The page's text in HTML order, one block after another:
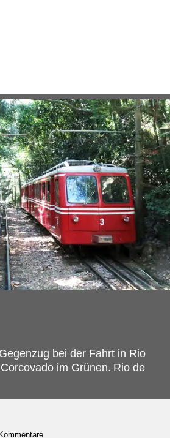
bei der Fahrt in Rio
im Grünen. Rio de